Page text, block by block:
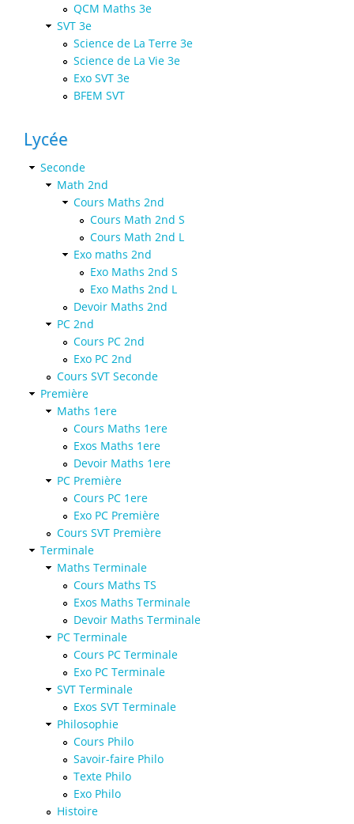
QCM Maths 3e
SVT 3e
Science de La Terre 3e
Science de La Vie 3e
Exo SVT 3e
BFEM SVT
Lycée
Seconde
Math 2nd
Cours Maths 2nd
Cours Math 2nd S
Cours Math 2nd L
Exo maths 2nd
Exo Maths 2nd S
Exo Maths 2nd L
Devoir Maths 2nd
PC 2nd
Cours PC 2nd
Exo PC 2nd
Cours SVT Seconde
Première
Maths 1ere
Cours Maths 1ere
Exos Maths 1ere
Devoir Maths 1ere
PC Première
Cours PC 1ere
Exo PC Première
Cours SVT Première
Terminale
Maths Terminale
Cours Maths TS
Exos Maths Terminale
Devoir Maths Terminale
PC Terminale
Cours PC Terminale
Exo PC Terminale
SVT Terminale
Exos SVT Terminale
Philosophie
Cours Philo
Savoir-faire Philo
Texte Philo
Exo Philo
Histoire